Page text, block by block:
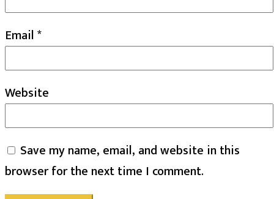
Email*
Website
Save my name, email, and website in this
browser for the next time I comment.